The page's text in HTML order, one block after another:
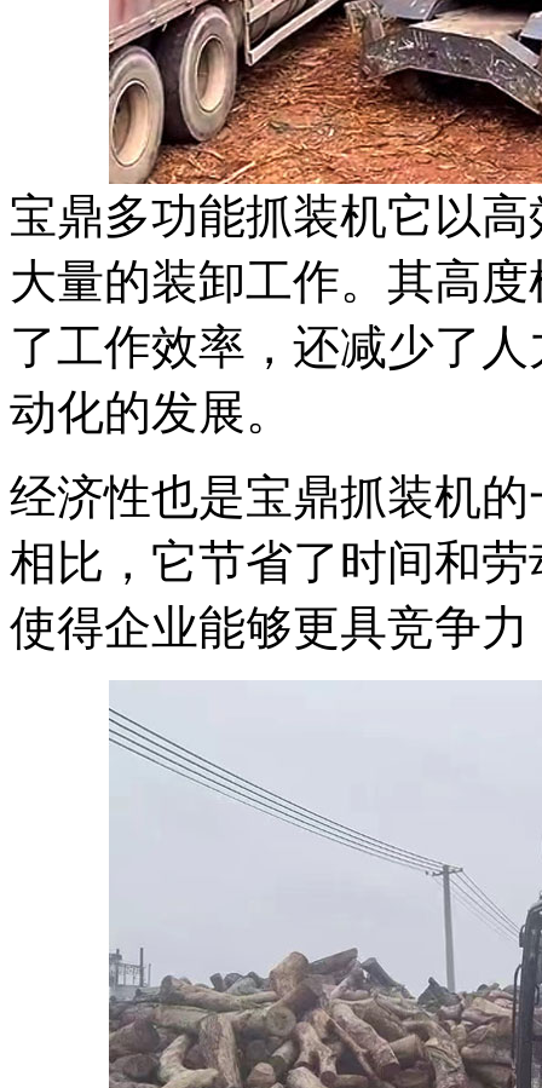
宝鼎多功能抓装机它以
大量的装卸工作。其高
了工作效率，还减少了
动化的发展。
经济性也是宝鼎抓装机的
相比，它节省了时间和
使得企业能够更具竞争